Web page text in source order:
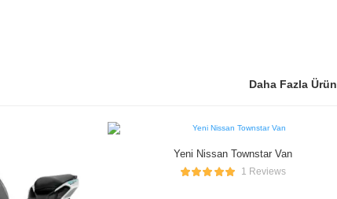
Daha Fazla Ürün
Yeni Nissan Townstar Van
1 Reviews